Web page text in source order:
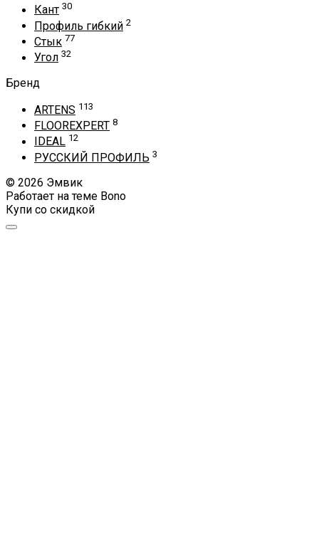
Кант 30
Профиль гибкий 2
Стык 77
Угол 32
Бренд
ARTENS 113
FLOOREXPERT 8
IDEAL 12
РУССКИЙ ПРОФИЛЬ 3
© 2026 Эмвик
Работает на теме Bono
Купи со скидкой